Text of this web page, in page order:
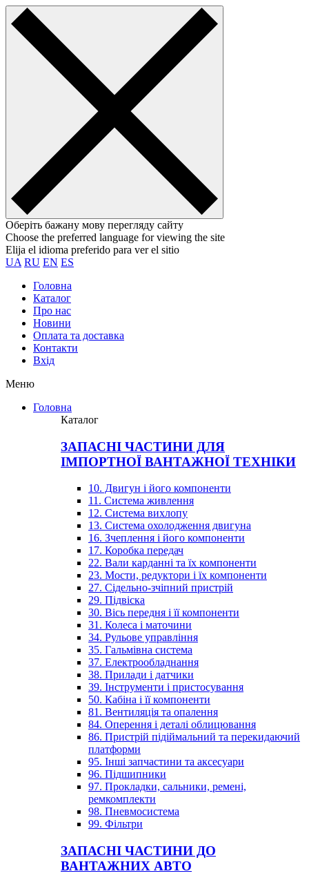
Оберіть бажану мову перегляду сайту
Choose the preferred language for viewing the site
Elija el idioma preferido para ver el sitio
UA RU EN ES
Головна
Каталог
Про нас
Новини
Оплата та доставка
Контакти
Вхiд
Меню
Головна
Каталог
ЗАПАСНІ ЧАСТИНИ ДЛЯ
ІМПОРТНОЇ ВАНТАЖНОЇ ТЕХНІКИ
10. Двигун і його компоненти
11. Система живлення
12. Система вихлопу
13. Система охолодження двигуна
16. Зчеплення і його компоненти
17. Коробка передач
22. Вали карданні та їх компоненти
23. Мости, редуктори і їх компоненти
27. Сідельно-зчіпний пристрій
29. Підвіска
30. Вісь передня і її компоненти
31. Колеса і маточини
34. Рульове управління
35. Гальмівна система
37. Електрообладнання
38. Прилади і датчики
39. Інструменти і пристосування
50. Кабіна і її компоненти
81. Вентиляція та опалення
84. Оперення і деталі облицювання
86. Пристрій підіймальний та перекидаючий
платформи
95. Інші запчастини та аксесуари
96. Підшипники
97. Прокладки, сальники, ремені,
ремкомплекти
98. Пневмосистема
99. Фільтри
ЗАПАСНІ ЧАСТИНИ ДО
ВАНТАЖНИХ АВТО